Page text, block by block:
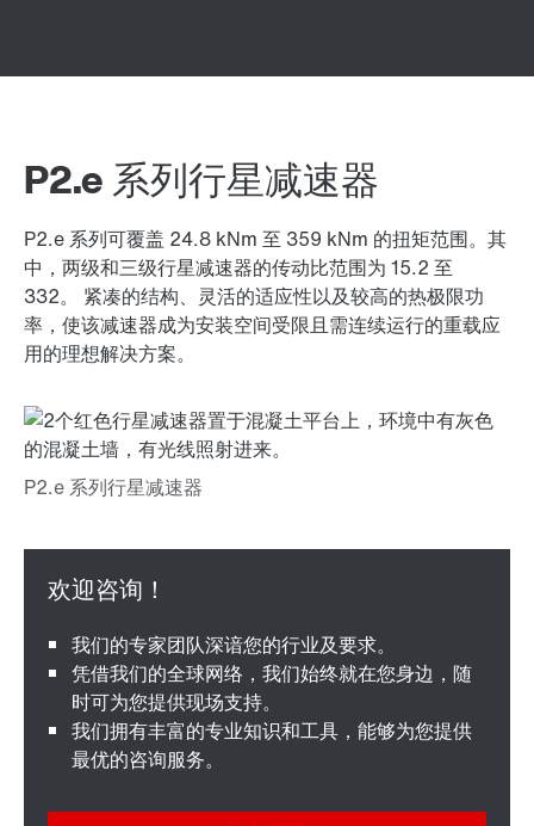
P2.e 系列行星减速器
P2.e 系列可覆盖 24.8 kNm 至 359 kNm 的扭矩范围。其
中，两级和三级行星减速器的传动比范围为 15.2 至
332。 紧凑的结构、灵活的适应性以及较高的热极限功
率，使该减速器成为安装空间受限且需连续运行的重载应
用的理想解决方案。
我们的专家团队深谙您的行业及要求。
凭借我们的全球网络，我们始终就在您身边，随
时可为您提供现场支持。
我们拥有丰富的专业知识和工具，能够为您提供
最优的咨询服务。